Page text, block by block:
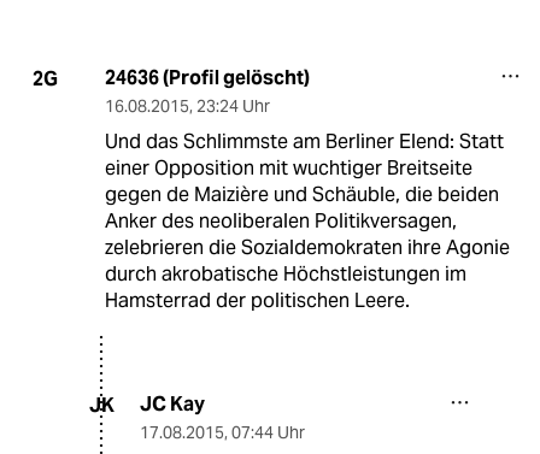
2G 24636 (Profil gelöscht)
16.08.2015, 23:24 Uhr
Und das Schlimmste am Berliner Elend: Statt
einer Opposition mit wuchtiger Breitseite
gegen de Maizière und Schäuble, die beiden
Anker des neoliberalen Politikversagen,
zelebrieren die Sozialdemokraten ihre Agonie
durch akrobatische Höchstleistungen im
Hamsterrad der politischen Leere.
JK JC Kay
17.08.2015, 07:44 Uhr